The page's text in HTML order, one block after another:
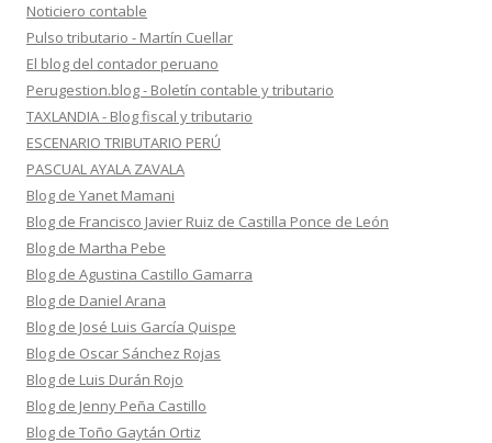
Noticiero contable
Pulso tributario - Martín Cuellar
El blog del contador peruano
Perugestion.blog - Boletín contable y tributario
TAXLANDIA - Blog fiscal y tributario
ESCENARIO TRIBUTARIO PERÚ
PASCUAL AYALA ZAVALA
Blog de Yanet Mamani
Blog de Francisco Javier Ruiz de Castilla Ponce de León
Blog de Martha Pebe
Blog de Agustina Castillo Gamarra
Blog de Daniel Arana
Blog de José Luis García Quispe
Blog de Oscar Sánchez Rojas
Blog de Luis Durán Rojo
Blog de Jenny Peña Castillo
Blog de Toño Gaytán Ortiz